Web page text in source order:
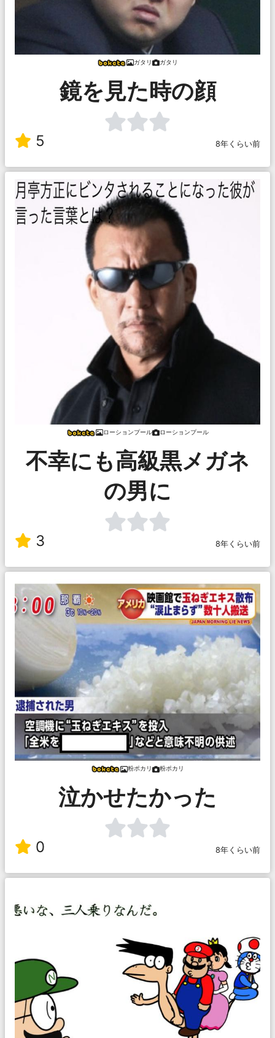
ガタリ ガタリ
鏡を見た時の顔
5 8年くらい前
ローションプール ローションプール
不幸にも高級黒メガネ
の男に
3 8年くらい前
粉ポカリ 粉ポカリ
泣かせたかった
0 8年くらい前